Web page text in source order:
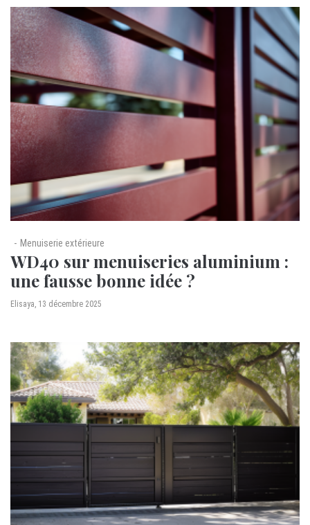
Menuiserie extérieure
WD40 sur menuiseries aluminium :
une fausse bonne idée ?
byElisaya 13 décembre 2025